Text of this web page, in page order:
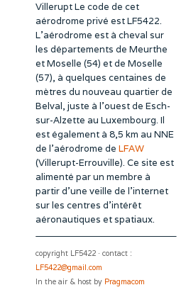
Villerupt Le code de cet
aérodrome privé est LF5422.
L’aérodrome est à cheval sur
les départements de Meurthe
et Moselle (54) et de Moselle
(57), à quelques centaines de
mètres du nouveau quartier de
Belval, juste à l’ouest de Esch-
sur-Alzette au Luxembourg. Il
est également à 8,5 km au NNE
de l’aérodrome de LFAW
(Villerupt-Errouville). Ce site est
alimenté par un membre à
partir d’une veille de l’internet
sur les centres d’intérêt
aéronautiques et spatiaux.
copyright LF5422 · contact :
LF5422@gmail.com
In the air & host by Pragmacom